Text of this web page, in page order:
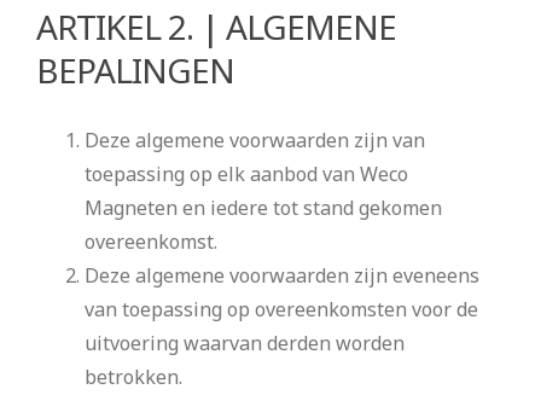
ARTIKEL 2. | ALGEMENE
BEPALINGEN
Deze algemene voorwaarden zijn van
toepassing op elk aanbod van Weco
Magneten en iedere tot stand gekomen
overeenkomst.
Deze algemene voorwaarden zijn eveneens
van toepassing op overeenkomsten voor de
uitvoering waarvan derden worden
betrokken.